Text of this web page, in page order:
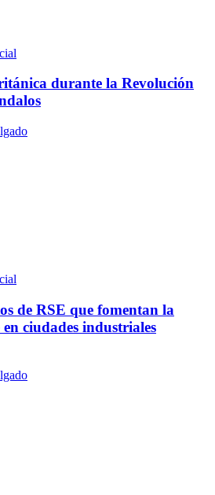
durante la Revolución
de RSE que fomentan la
ciudades industriales